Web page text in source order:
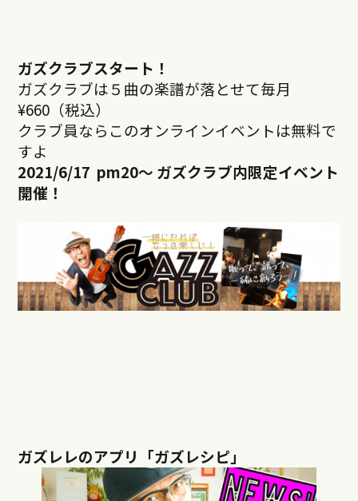
ガズクラブスタート！
ガズクラブは５曲の楽譜が落とせて毎月
¥660（税込）
クラブ員ならこのオンラインイベントは無料で
すよ
2021/6/17 pm20～ ガズクラブ内限定イベント
開催！
ガズレレのアプリ「ガズレシピ」